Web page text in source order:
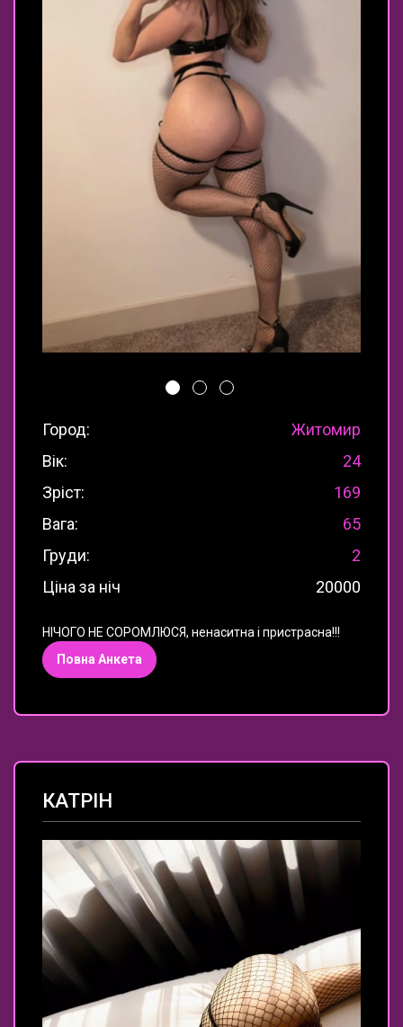
Город:
Житомир
Вік:
24
Зріст:
169
Вага:
65
Груди:
2
Ціна за ніч
20000
НІЧОГО НЕ СОРОМЛЮСЯ, ненаситна і пристрасна!!!
Повна Анкета
КАТРІН